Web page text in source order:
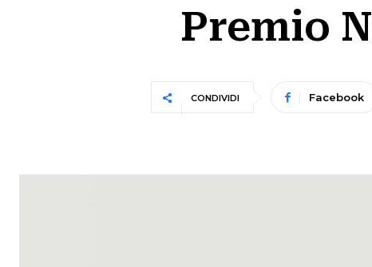
Premio
CONDIVIDI Facebook